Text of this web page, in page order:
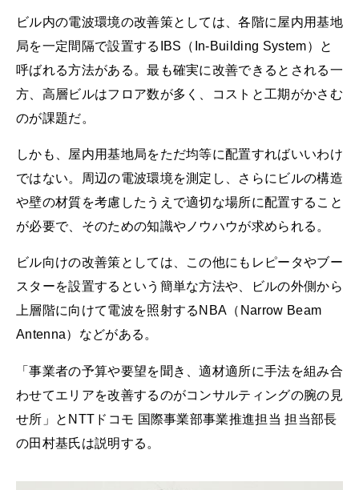
ビル内の電波環境の改善策としては、各階に屋内用基地
局を一定間隔で設置するIBS（In-Building System）と
呼ばれる方法がある。最も確実に改善できるとされる一
方、高層ビルはフロア数が多く、コストと工期がかさむ
のが課題だ。
しかも、屋内用基地局をただ均等に配置すればいいわけ
ではない。周辺の電波環境を測定し、さらにビルの構造
や壁の材質を考慮したうえで適切な場所に配置すること
が必要で、そのための知識やノウハウが求められる。
ビル向けの改善策としては、この他にもレピータやブー
スターを設置するという簡単な方法や、ビルの外側から
上層階に向けて電波を照射するNBA（Narrow Beam
Antenna）などがある。
「事業者の予算や要望を聞き、適材適所に手法を組み合
わせてエリアを改善するのがコンサルティングの腕の見
せ所」とNTTドコモ 国際事業部事業推進担当 担当部長
の田村基氏は説明する。